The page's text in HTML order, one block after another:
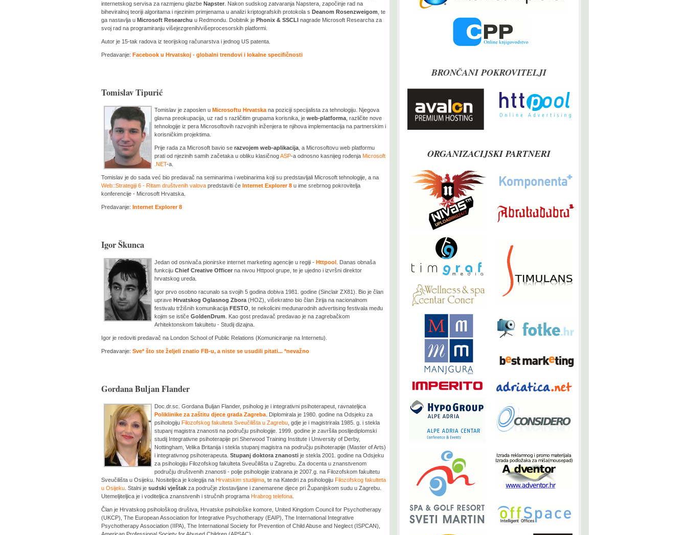
internetskog servisa za razmjenu glazbe Napster. Nakon sudskog zatvaranja Napstera, započinje rad na
biheviralnoj teoriji algoritama i njezinim primjenama u analizi kriptografskih protokola s Deanom Rosenzweigom , te
ga nastavlja u Microsoft Researchu u Redmondu. Dobitnik je Phonix & SSCLInagrade Microsoft Researcha za
svoj rad na programiranju višejezgrenih/višeprocesorskih platformi.
Autor je 15-tak radova iz teorijskog računarstva i jednog US patenta.
Predavanje: Facebook u Hrvatskoj - globalni trendovi i lokalne specifičnosti
Tomislav Tipurić
Tomislav je zaposlen u Microsoftu Hrvatskana poziciji specijalista za tehnologiju. Njegova
glavna preokupacija, uz rad s različitim grupama korisnika, je web-platforma, različite nove
tehnologije iz pera Microsoftovih razvojnih inženjera te njihova implementacija na partnerskim i
korisničkim projektima.
Prije rada za Microsoft bavio se razvojem web-aplikacija, a Microsoftovu web platformu
prati od njezinih samih začetaka u obliku klasičnogASP-a odnosno kasnijeg rođenja Microsoft
.NET-a.
Tomislav je do sada već bio predavač na seminarima i webinarima koji su predstavljali Microsoft tehnologije, a na
Web::Strategiji 6 - Ritam društvenih valovapredstaviti će Internet Explorer 8u ime srebrnog pokrovitelja
konferencije - Microsoft Hrvatska.
Predavanje: Internet Explorer 8
Igor Škunca
Jedan od osnivača pionirske internet marketing agencije u regiji - Httpool. Danas obnaša
funkciju Chief Creative Officerna nivou Httpool grupe, te je ujedno i izvršni direktor
hrvatskog ureda.
Igor prvo osobno racunalo sa svojih 5 godina dobiva 1981. godine (Sinclair ZX81). Bio je član
uprave Hrvatskog Oglasnog Zbora(HOZ), višekratno bio član žirija na nacionalnom
festivalu tržišnih komunikacija FESTO , te nekolicini međunarodnih advertising festivala među
kojim se ističe GoldenDrum . Kao gost predavač predavao je na zagrebačkom
Arhitektonskom fakultetu - Studij dizajna.
Igor je redoviti predavač na London School of Public Relations (Komuniciranje na Internetu).
Predavanje: Sve* što ste željeli znatio FB-u, a niste se usudili pitati... *nevažno
Gordana Buljan Flander
Doc.dr.sc. Gordana Buljan Flander, psiholog je i integrativni psihoterapeut, ravnateljica
Poliklinike za zaštitu djece grada Zagreba. Diplomirala je 1980. godine na Odsjeku za
psihologiju Filozofskog fakulteta Sveučilišta u Zagrebu, gdje je i magistrirala 1985. g. i stekla
stupanj magistra znanosti na području psihologije. 1999. godine je završila poslijediplomski
studij Integrativne psihoterapije pri Sherwood Training Institute i University of Derby,
Nottingham, Velika Britanija i stekla stupanj magistra na području psihoterapije (Master of Arts)
i integrativnog psihoterapeuta. Stupanj doktora znanostije stekla 2001. godine na Odsjeku
za psihologiju Filozofskog fakulteta Sveučilišta u Zagrebu. Za docenta u znanstvenom
području društvenih znanosti - polje psihologije izabrana je 2007.g. na Filozofskom fakultetu
Sveučilišta u Osijeku. Nositeljica je kolegija na Hrvatskim studijima, te na Katedri za psihologiju Filozofskog fakulteta
u Osijeku. Stalni je sudski vještakza područje zlostavljane i zanemarene djece pri Županijskom sudu u Zagrebu.
Utemeljiteljica je i voditeljica znanstvenih i stručnih programa Hrabrog telefona.
Član je Hrvatskog psihološkog društva, Hrvatske psihološke komore, United Kingdom Council for Psychotherapy
(UKCP), The European Association for Integrative Psychotherapy (EAIP), The International Integrative
Psychotherapy Association (IIPA), The International Society for Prevention of Child Abuse and Neglect (ISPCAN),
BRONČANI POKROVITELJI
ORGANIZACIJSKI PARTNERI